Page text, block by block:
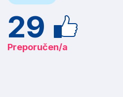
29
Preporučen/a